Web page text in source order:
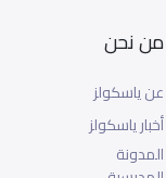
من نحن
عن ياسكولز
أخبار ياسكولز
المدونة